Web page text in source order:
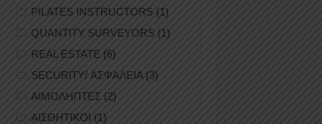
PILATES INSTRUCTORS (1)
QUANTITY SURVEYORS (1)
REAL ESTATE (6)
SECURITY/ ΑΣΦΑΛΕΙΑ(3)
ΑΙΜΟΛΗΠΤΕΣ (2)
ΑΙΣΘΗΤΙΚΟΙ (1)